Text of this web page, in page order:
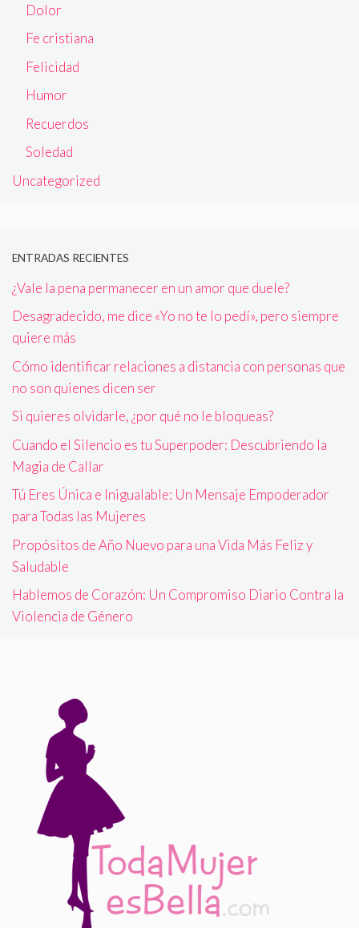
Dolor
Fe cristiana
Felicidad
Humor
Recuerdos
Soledad
Uncategorized
ENTRADAS RECIENTES
¿Vale la pena permanecer en un amor que duele?
Desagradecido, me dice «Yo no te lo pedí», pero siempre
quiere más
Cómo identificar relaciones a distancia con personas que
no son quienes dicen ser
Si quieres olvidarle, ¿por qué no le bloqueas?
Cuando el Silencio es tu Superpoder: Descubriendo la
Magia de Callar
Tú Eres Única e Inigualable: Un Mensaje Empoderador
para Todas las Mujeres
Propósitos de Año Nuevo para una Vida Más Feliz y
Saludable
Hablemos de Corazón: Un Compromiso Diario Contra la
Violencia de Género